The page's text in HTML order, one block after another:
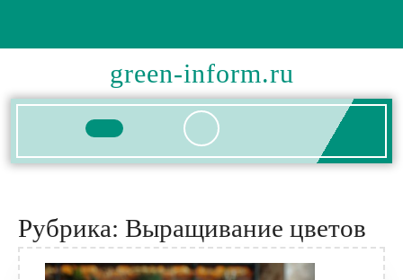
содержимому
green-inform.ru
Кнопка
Рубрика: Выращивание цветов